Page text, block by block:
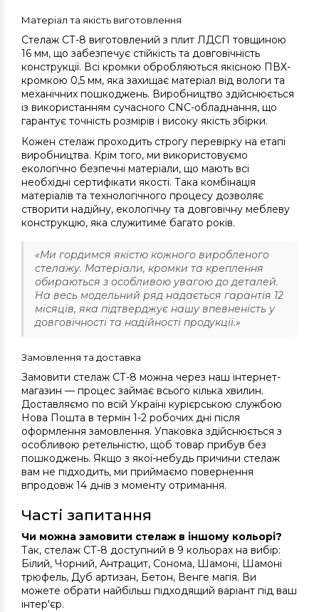
Матеріал та якість виготовлення
Стелаж СТ-8 виготовлений з плит ЛДСП товщиною
16 мм, що забезпечує стійкість та довговічність
конструкції. Всі кромки обробляються якісною ПВХ-
кромкою 0,5 мм, яка захищає матеріал від вологи та
механічних пошкоджень. Виробництво здійснюється
із використанням сучасного CNC-обладнання, що
гарантує точність розмірів і високу якість збірки.
Кожен стелаж проходить строгу перевірку на етапі
виробництва. Крім того, ми використовуємо
екологічно безпечні матеріали, що мають всі
необхідні сертифікати якості. Така комбінація
матеріалів та технологічного процесу дозволяє
створити надійну, екологічну та довговічну меблеву
конструкцію, яка служитиме багато років.
«Ми гордимся якістю кожного виробленого
стелажу. Матеріали, кромки та креплення
обираються з особливою увагою до деталей.
На весь модельний ряд надається гарантія 12
місяців, яка підтверджує нашу впевненість у
довговічності та надійності продукції.»
Замовлення та доставка
Замовити стелаж СТ-8 можна через наш інтернет-
магазин — процес займає всього кілька хвилин.
Доставляємо по всій Україні курієрською службою
Нова Пошта в термін 1-2 робочих дні після
оформлення замовлення. Упаковка здійснюється з
особливою ретельністю, щоб товар прибув без
пошкоджень. Якщо з якої-небудь причини стелаж
вам не підходить, ми приймаємо повернення
впродовж 14 днів з моменту отримання.
Часті запитання
Чи можна замовити стелаж в іншому кольорі?
Так, стелаж СТ-8 доступний в 9 кольорах на вибір:
Білий, Чорний, Антрацит, Сонома, Шамоні, Шамоні
трюфель, Дуб артизан, Бетон, Венге магія. Ви
можете обрати найбільш підходящий варіант під ваш
інтер'єр.